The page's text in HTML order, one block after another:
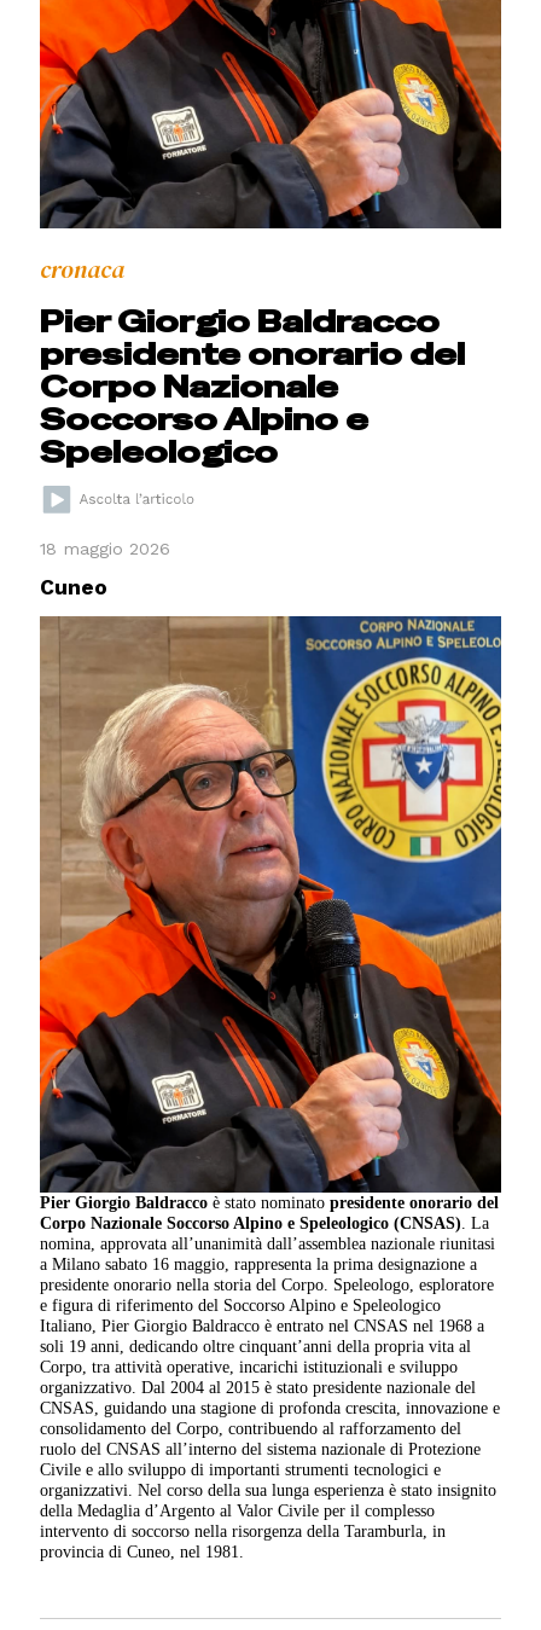
cronaca
Pier Giorgio Baldracco
presidente onorario del
Corpo Nazionale
Soccorso Alpino e
Speleologico
18 maggio 2026
Cuneo
Pier Giorgio Baldracco è stato nominatopresidente onorario del
Corpo Nazionale Soccorso Alpino e Speleologico (CNSAS) . La
nomina, approvata all’unanimità dall’assemblea nazionale riunitasi
a Milano sabato 16 maggio, rappresenta la prima designazione a
presidente onorario nella storia del Corpo. Speleologo, esploratore
e figura di riferimento del Soccorso Alpino e Speleologico
Italiano, Pier Giorgio Baldracco è entrato nel CNSAS nel 1968 a
soli 19 anni, dedicando oltre cinquant’anni della propria vita al
Corpo, tra attività operative, incarichi istituzionali e sviluppo
organizzativo. Dal 2004 al 2015 è stato presidente nazionale del
CNSAS, guidando una stagione di profonda crescita, innovazione e
consolidamento del Corpo, contribuendo al rafforzamento del
ruolo del CNSAS all’interno del sistema nazionale di Protezione
Civile e allo sviluppo di importanti strumenti tecnologici e
organizzativi. Nel corso della sua lunga esperienza è stato insignito
della Medaglia d’Argento al Valor Civile per il complesso
intervento di soccorso nella risorgenza della Taramburla, in
provincia di Cuneo, nel 1981.